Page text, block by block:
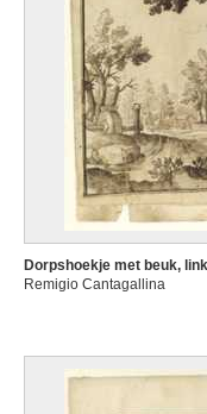
Dorpshoekje met beuk,
Remigio Cantagallina